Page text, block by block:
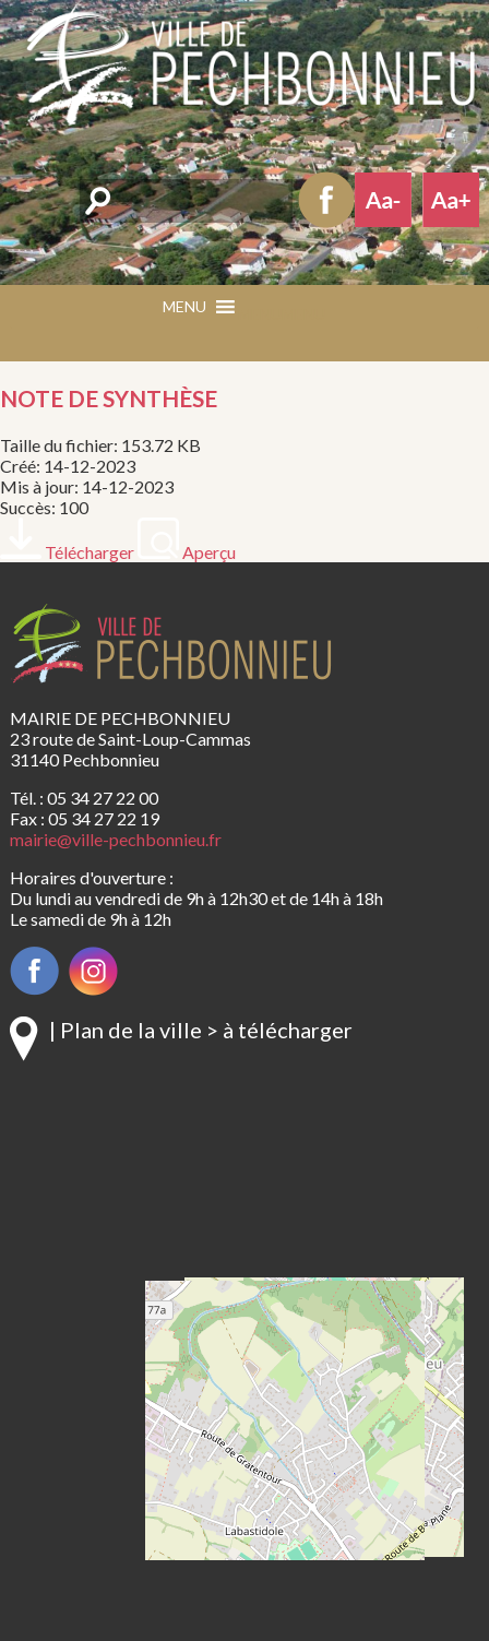
Rechercher
NOTE DE SYNTHÈSE
Taille du fichier: 153.72 KB
Créé: 14-12-2023
Mis à jour: 14-12-2023
Succès: 100
Télécharger Aperçu
MAIRIE DE PECHBONNIEU
23 route de Saint-Loup-Cammas
31140 Pechbonnieu
Tél. : 05 34 27 22 00
Fax : 05 34 27 22 19
mairie@ville-pechbonnieu.fr
Horaires d'ouverture :
Du lundi au vendredi de 9h à 12h30 et de 14h à 18h
Le samedi de 9h à 12h
| Plan de la ville > à télécharger